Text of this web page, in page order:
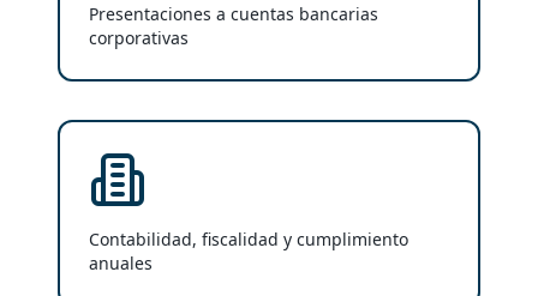
Presentaciones a cuentas bancarias
corporativas
Contabilidad, fiscalidad y cumplimiento
anuales